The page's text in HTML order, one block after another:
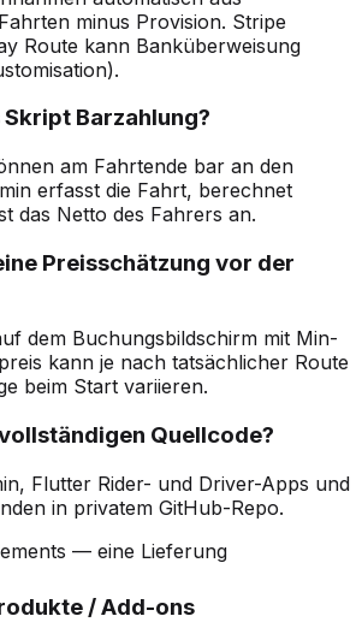
minus Provision. Stripe
Route kann Banküberweisung
Barzahlung?
am Fahrtende bar an den
erfasst die Fahrt, berechnet
das Netto des Fahrers an.
Preisschätzung vor der
dem Buchungsbildschirm mit Min-
kann je nach tatsächlicher Route
beim Start variieren.
Quellcode?
Flutter Rider- und Driver-Apps und
in privatem GitHub-Repo.
— eine Lieferung
/ Add-ons